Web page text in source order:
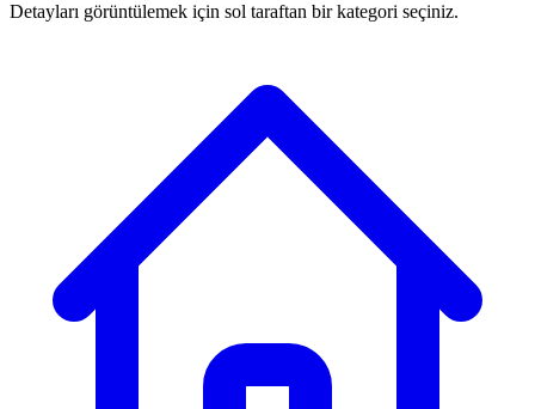
Detayları görüntülemek için sol taraftan bir kategori seçiniz.